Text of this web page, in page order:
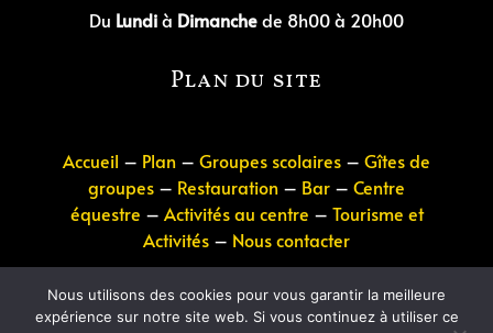
Du Lundià Dimanchede 8h00 à 20h00
Plan du site
Accueil – Plan – Groupes scolaires – Gîtes de
groupes – Restauration – Bar – Centre
équestre – Activités au centre – Tourisme et
Activités – Nous contacter
Site crée par IRCF–Politique de confidentialité–Mentions légales
Nous utilisons des cookies pour vous garantir la meilleure
expérience sur notre site web. Si vous continuez à utiliser ce